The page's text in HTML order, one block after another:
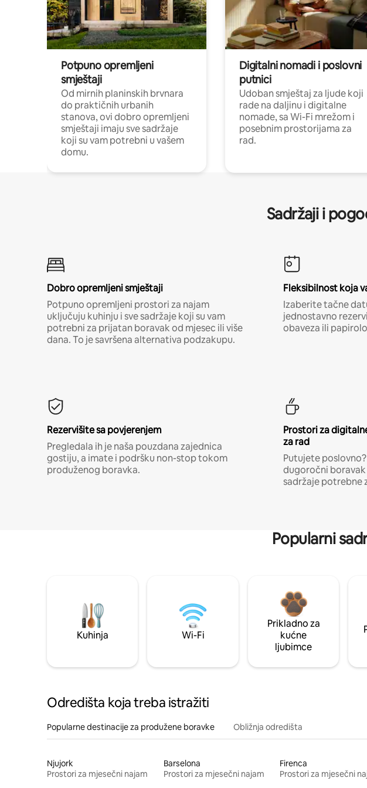
Potpuno opremljeni
smještaji
Od mirnih planinskih brvnara
do praktičnih urbanih
stanova, ovi dobro opremljeni
smještaji imaju sve sadržaje
koji su vam potrebni u vašem
domu.
Digitalni nomadi i poslovni
putnici
Udoban smještaj za ljude koji
rade na daljinu i digitalne
nomade, sa Wi-Fi mrežom i
posebnim prostorijama za
rad.
Sadržaji i
Dobro opremljeni smještaji
Potpuno opremljeni prostori za najam
uključuju kuhinju i sve sadržaje koji su vam
potrebni za prijatan boravak od mjesec ili više
dana. To je savršena alternativa podzakupu.
Fleksibilnost koja
Izaberite tačne
jednostavno
obaveza ili
Rezervišite sa povjerenjem
Pregledala ih je naša pouzdana zajednica
gostiju, a imate i podršku non-stop tokom
produženog boravka.
Prostori za
za rad
Putujete
dugoročni boravak
sadržaje potrebne
Popularni
Kuhinja Wi-Fi
Prikladno za
kućne
ljubimce
Odredišta koja treba istražiti
Popularne destinacije za produžene boravke Obližnja odredišta
Njujork
Prostori za mjesečni najam
Barselona
Prostori za mjesečni najam
Firenca
Prostori za mjesečni